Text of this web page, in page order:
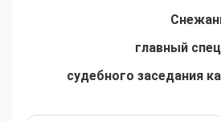
главный
судебного заседания